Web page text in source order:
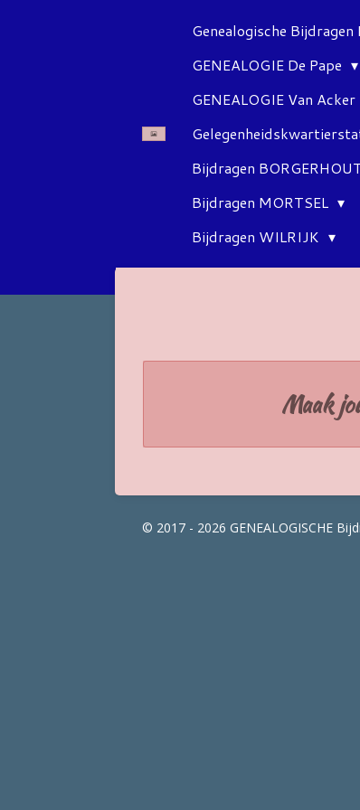
Genealogische
GENEALOGIE De Pape
GENEALOGIE Van Acker
Bijdragen
Bijdragen MORTSEL
Bijdragen WILRIJK
Maak
© 2017 - 2026 GENEALOGISCHE